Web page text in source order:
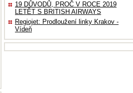
19 DŮVODŮ, PROČ V ROCE 2019
LETĚT S BRITISH AIRWAYS
Regiojet: Prodloužení linky Krakov -
Vídeň